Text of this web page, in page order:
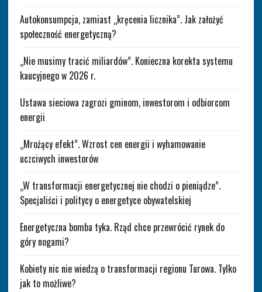
Autokonsumpcja, zamiast „kręcenia licznika”. Jak założyć
społeczność energetyczną?
„Nie musimy tracić miliardów”. Konieczna korekta systemu
kaucyjnego w 2026 r.
Ustawa sieciowa zagrozi gminom, inwestorom i odbiorcom
energii
„Mrożący efekt”. Wzrost cen energii i wyhamowanie
uczciwych inwestorów
„W transformacji energetycznej nie chodzi o pieniądze”.
Specjaliści i politycy o energetyce obywatelskiej
Energetyczna bomba tyka. Rząd chce przewrócić rynek do
góry nogami?
Kobiety nic nie wiedzą o transformacji regionu Turowa. Tylko
jak to możliwe?